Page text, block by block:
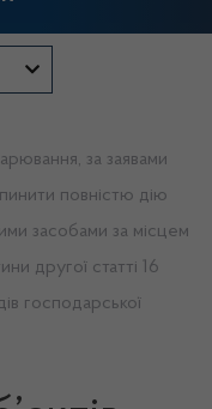
за заявами
повністю дію
засобами за місцем
другої статті 16
господарської